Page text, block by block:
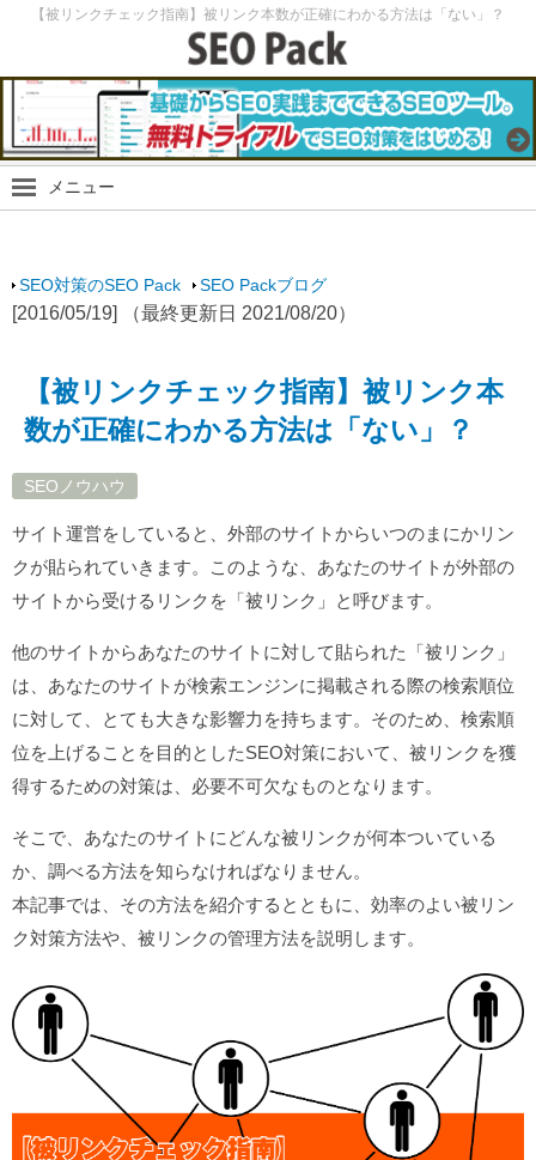
【被リンクチェック指南】被リンク本数が正確にわかる方法は「ない」？
メニュー
SEO実験
SEO Packサイト
SEO対策のSEO Pack SEO Packブログ
[2016/05/19] （最終更新日 2021/08/20）
【被リンクチェック指南】被リンク本
数が正確にわかる方法は「ない」？
SEOノウハウ
サイト運営をしていると、外部のサイトからいつのまにかリン
クが貼られていきます。このような、あなたのサイトが外部の
サイトから受けるリンクを「被リンク」と呼びます。
他のサイトからあなたのサイトに対して貼られた「被リンク」
は、あなたのサイトが検索エンジンに掲載される際の検索順位
に対して、とても大きな影響力を持ちます。そのため、検索順
位を上げることを目的としたSEO対策において、被リンクを獲
得するための対策は、必要不可欠なものとなります。
そこで、あなたのサイトにどんな被リンクが何本ついている
か、調べる方法を知らなければなりません。
本記事では、その方法を紹介するとともに、効率のよい被リン
ク対策方法や、被リンクの管理方法を説明します。